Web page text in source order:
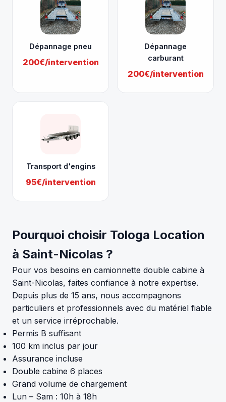
Dépannage pneu
200€/intervention
Dépannage
carburant
200€/intervention
Transport d'engins
95€/intervention
Pourquoi choisir Tologa Location
à Saint-Nicolas ?
Pour vos besoins en camionnette double cabine à
Saint-Nicolas, faites confiance à notre expertise.
Depuis plus de 15 ans, nous accompagnons
particuliers et professionnels avec du matériel fiable
et un service irréprochable.
Permis B suffisant
100 km inclus par jour
Assurance incluse
Double cabine 6 places
Grand volume de chargement
Lun – Sam : 10h à 18h